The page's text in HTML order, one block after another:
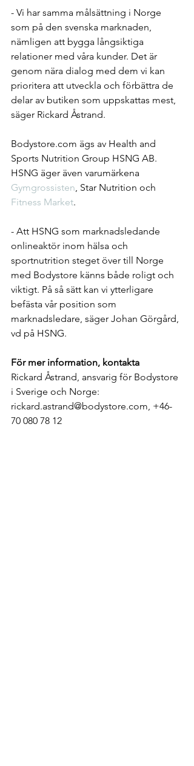
- Vi har samma målsättning i Norge
som på den svenska marknaden,
nämligen att bygga långsiktiga
relationer med våra kunder. Det är
genom nära dialog med dem vi kan
prioritera att utveckla och förbättra de
delar av butiken som uppskattas mest,
säger Rickard Åstrand.
Bodystore.com ägs av Health and
Sports Nutrition Group HSNG AB.
HSNG äger även varumärkena
Gymgrossisten , Star Nutrition och
Fitness Market.
- Att HSNG som marknadsledande
onlineaktör inom hälsa och
sportnutrition steget över till Norge
med Bodystore känns både roligt och
viktigt. På så sätt kan vi ytterligare
befästa vår position som
marknadsledare, säger Johan Görgård,
vd på HSNG.
För mer information, kontakta
Rickard Åstrand, ansvarig för Bodystore
i Sverige och Norge:
rickard.astrand@bodystore.com, +46-
70 080 78 12